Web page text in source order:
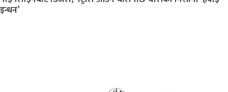
इन्धन’